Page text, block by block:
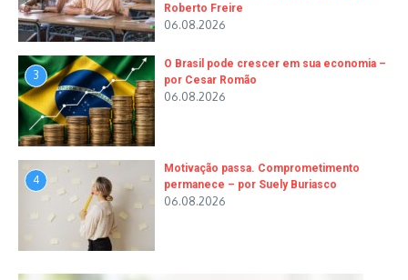
Roberto Freire
06.08.2026
3
O Brasil pode crescer em sua economia –
por Cesar Romão
06.08.2026
4
Motivação passa. Comprometimento
permanece – por Suely Buriasco
06.08.2026